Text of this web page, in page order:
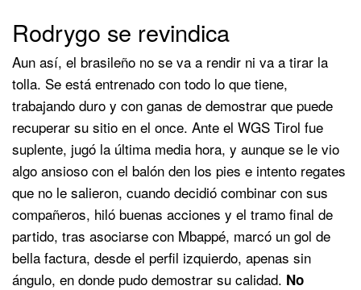
Rodrygo se revindica
Aun así, el brasileño no se va a rendir ni va a tirar la
tolla. Se está entrenado con todo lo que tiene,
trabajando duro y con ganas de demostrar que puede
recuperar su sitio en el once. Ante el WGS Tirol fue
suplente, jugó la última media hora, y aunque se le vio
algo ansioso con el balón den los pies e intento regates
que no le salieron, cuando decidió combinar con sus
compañeros, hiló buenas acciones y el tramo final de
partido, tras asociarse con Mbappé, marcó un gol de
bella factura, desde el perfil izquierdo, apenas sin
ángulo, en donde pudo demostrar su calidad. No